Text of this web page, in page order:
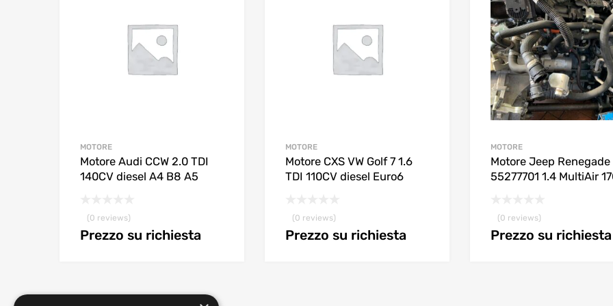
MOTORE
Motore Audi CCW 2.0 TDI
140CV diesel A4 B8 A5
(0 reviews)
Prezzo su richiesta
MOTORE
Motore CXS VW Golf 7 1.6
TDI 110CV diesel Euro6
(0 reviews)
Prezzo su richiesta
MOTORE
Motore Jeep Renegade
55277701 1.4 MultiAir
(0 reviews)
Prezzo su richiesta